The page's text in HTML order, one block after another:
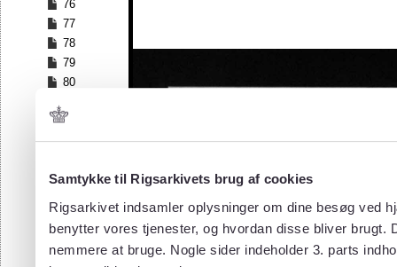
Samtykke til Rigsarkivets brug af cookies
Rigsarkivet indsamler oplysninger om dine besøg ved
benytter vores tjenester, og hvordan disse bliver
nemmere at bruge. Nogle sider indeholder 3. parts
76
77
78
79
80
82
83
85
87
88
89